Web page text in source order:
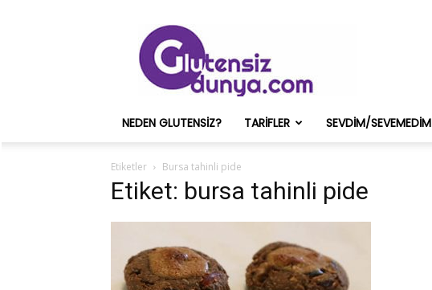
ve
Onun
Sağlık
Deneyimleri
NEDEN GLUTENSIZ? TARIFLER SEVDIM/SEVEMEDIM
Etiketler Bursa tahinli pide
Etiket: bursa tahinli pide